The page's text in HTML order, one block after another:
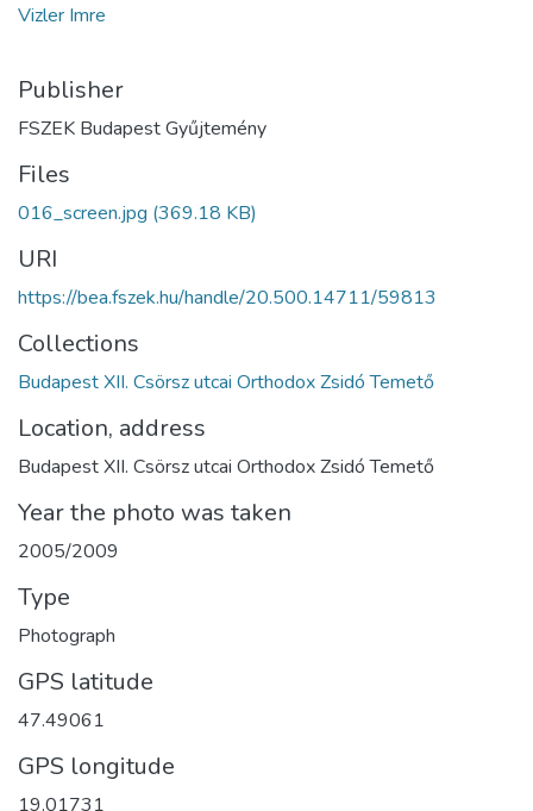
Vizler Imre
Publisher
FSZEK Budapest Gyűjtemény
Files
016_screen.jpg (369.18 KB)
URI
https://bea.fszek.hu/handle/20.500.14711/59813
Collections
Budapest XII. Csörsz utcai Orthodox Zsidó Temető
Location, address
Budapest XII. Csörsz utcai Orthodox Zsidó Temető
Year the photo was taken
2005/2009
Type
Photograph
GPS latitude
47.49061
GPS longitude
19.01731